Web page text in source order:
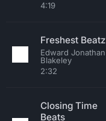
4:19
Freshest Beatz
Edward Jonathan
Blakeley
2:32
Closing Time
Beats